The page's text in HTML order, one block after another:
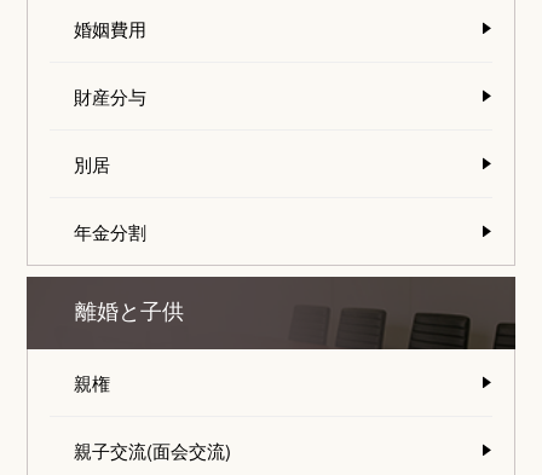
婚姻費用
財産分与
別居
年金分割
離婚と子供
親権
親子交流(面会交流)